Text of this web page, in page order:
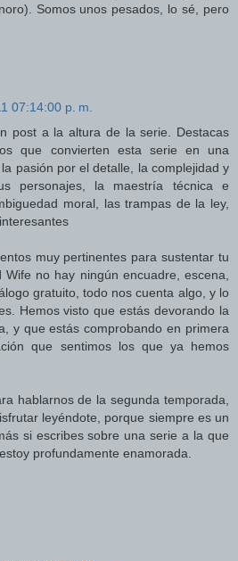
Somos unos pesados, lo sé, pero
07:14:00 p. m.
post a la altura de la serie. Destacas
que convierten esta serie en una
pasión por el detalle, la complejidad y
personajes, la maestría técnica e
moral, las trampas de la ley,
muy pertinentes para sustentar tu
no hay ningún encuadre, escena,
gratuito, todo nos cuenta algo, y lo
Hemos visto que estás devorando la
y que estás comprobando en primera
que sentimos los que ya hemos
hablarnos de la segunda temporada,
leyéndote, porque siempre es un
si escribes sobre una serie a la que
profundamente enamorada.